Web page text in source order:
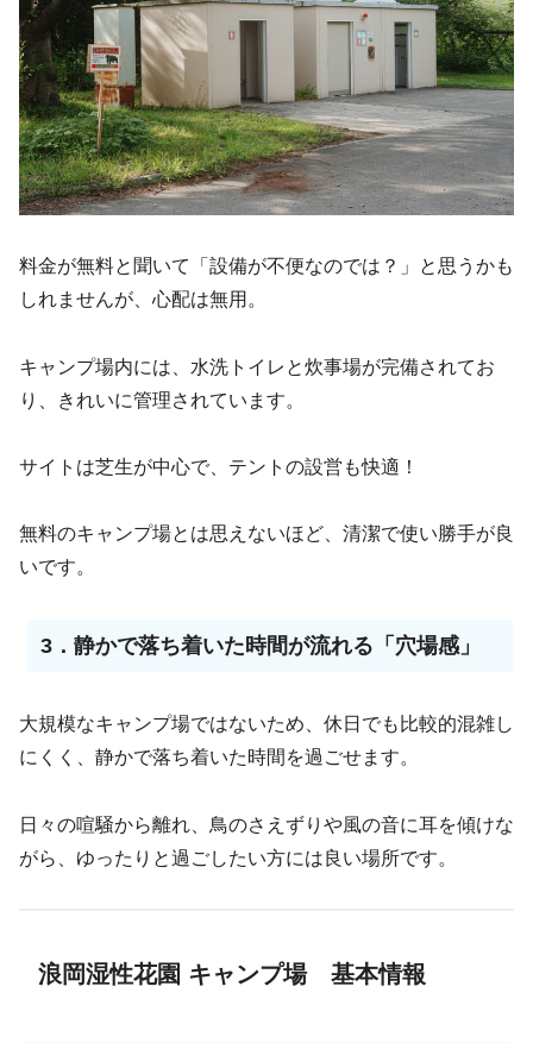
料金が無料と聞いて「設備が不便なのでは？」と思うかも
しれませんが、心配は無用。
キャンプ場内には、水洗トイレと炊事場が完備されてお
り、きれいに管理されています。
サイトは芝生が中心で、テントの設営も快適！
無料のキャンプ場とは思えないほど、清潔で使い勝手が良
いです。
3．静かで落ち着いた時間が流れる「穴場感」
大規模なキャンプ場ではないため、休日でも比較的混雑し
にくく、静かで落ち着いた時間を過ごせます。
日々の喧騒から離れ、鳥のさえずりや風の音に耳を傾けな
がら、ゆったりと過ごしたい方には良い場所です。
浪岡湿性花園 キャンプ場 基本情報